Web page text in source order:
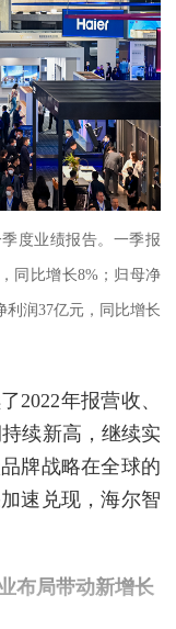
度业绩报告。一季报
同比增长8%；归母净
利润37亿元，同比增长
2022年报营收、
续新高，继续实
牌战略在全球的
速兑现，海尔智
布局带动新增长